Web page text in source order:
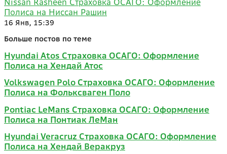
Nissan Rasheen Страховка ОСАГО: Оформление
Полиса на Ниссан Рашин
16 Янв, 15:39
Больше постов по теме
Hyundai Atos Страховка ОСАГО: Оформление
Полиса на Хендай Атос
Volkswagen Polo Страховка ОСАГО: Оформление
Полиса на Фольксваген Поло
Pontiac LeMans Страховка ОСАГО: Оформление
Полиса на Понтиак ЛеМан
Hyundai Veracruz Страховка ОСАГО: Оформление
Полиса на Хендай Веракруз